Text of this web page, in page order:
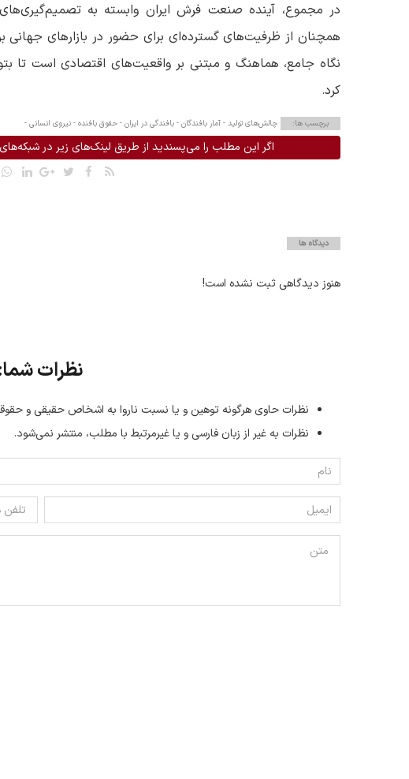
در مجموع، آینده صنعت فرش ایران وابسته به
همچنان از ظرفیت‌های گسترده‌ای برای حضور در بازارهای جهانی
نگاه جامع، هماهنگ و مبتنی بر واقعیت‌های اقتصادی است تا
کرد.
برچسب ها: چالش‌های تولید - آمار بافندگان - بافندگی در ایران - حقوق بافنده - نیروی انسانی -
اگر این مطلب را می‌پسندید از طریق لینک‌های زیر در
دیدگاه ها
هنوز دیدگاهی ثبت نشده است!
نظرات
نظرات حاوی هرگونه توهین و یا نسبت ناروا به اشخاص حقیقی و
نظرات به غیر از زبان فارسی و یا غیر‌مرتبط با مطلب، منتشر نمی‌شود.